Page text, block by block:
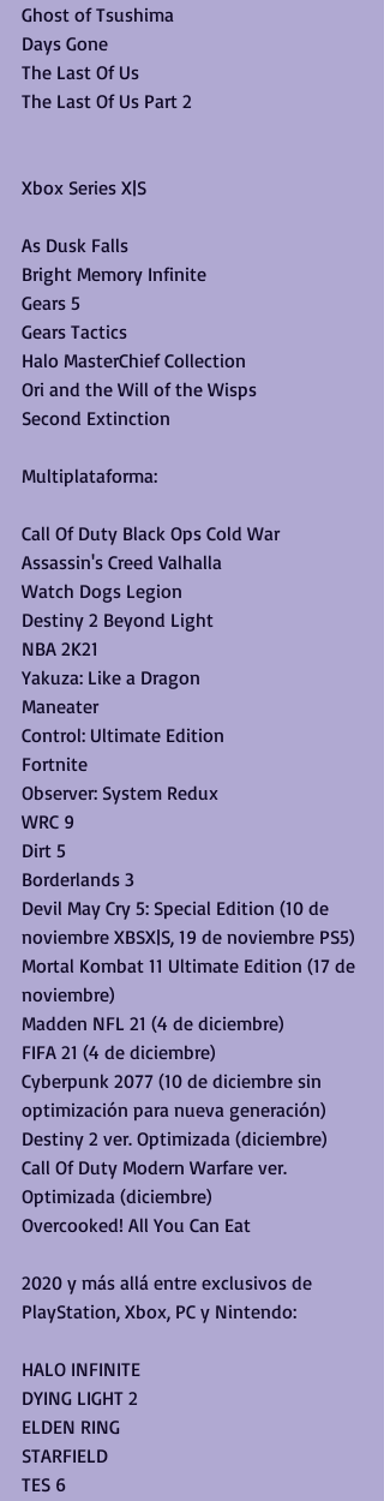
Ghost of Tsushima
Days Gone
The Last Of Us
The Last Of Us Part 2
Xbox Series X|S
As Dusk Falls
Bright Memory Infinite
Gears 5
Gears Tactics
Halo MasterChief Collection
Ori and the Will of the Wisps
Second Extinction
Multiplataforma:
Call Of Duty Black Ops Cold War
Assassin's Creed Valhalla
Watch Dogs Legion
Destiny 2 Beyond Light
NBA 2K21
Yakuza: Like a Dragon
Maneater
Control: Ultimate Edition
Fortnite
Observer: System Redux
WRC 9
Dirt 5
Borderlands 3
Devil May Cry 5: Special Edition (10 de
noviembre XBSX|S, 19 de noviembre PS5)
Mortal Kombat 11 Ultimate Edition (17 de
noviembre)
Madden NFL 21 (4 de diciembre)
FIFA 21 (4 de diciembre)
Cyberpunk 2077 (10 de diciembre sin
optimización para nueva generación)
Destiny 2 ver. Optimizada (diciembre)
Call Of Duty Modern Warfare ver.
Optimizada (diciembre)
Overcooked! All You Can Eat
2020 y más allá entre exclusivos de
PlayStation, Xbox, PC y Nintendo:
HALO INFINITE
DYING LIGHT 2
ELDEN RING
STARFIELD
TES 6